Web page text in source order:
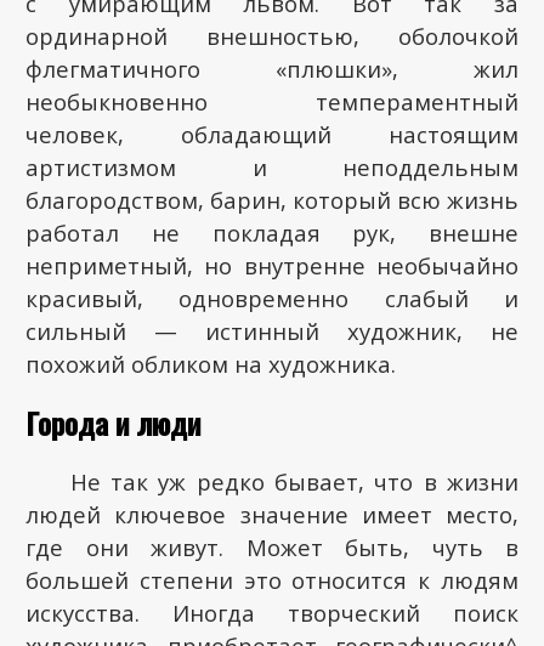
ординарной внешностью, оболочкой
флегматичного «плюшки», жил
необыкновенно темпераментный
человек, обладающий настоящим
артистизмом и неподдельным
благородством, барин, который всю жизнь
работал не покладая рук, внешне
неприметный, но внутренне необычайно
красивый, одновременно слабый и
сильный — истинный художник, не
похожий обликом на художника.
Города и люди
Не так уж редко бывает, что в жизни
людей ключевое значение имеет место,
где они живут. Может быть, чуть в
большей степени это относится к людям
искусства. Иногда творческий поиск